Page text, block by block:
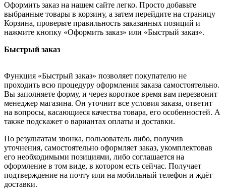
Оформить заказ на нашем сайте легко. Просто добавьте
выбранные товары в корзину, а затем перейдите на страницу
Корзина, проверьте правильность заказанных позиций и
нажмите кнопку «Оформить заказ» или «Быстрый заказ».
Быстрый заказ
Функция «Быстрый заказ» позволяет покупателю не
проходить всю процедуру оформления заказа самостоятельно.
Вы заполняете форму, и через короткое время вам перезвонит
менеджер магазина. Он уточнит все условия заказа, ответит
на вопросы, касающиеся качества товара, его особенностей. А
также подскажет о вариантах оплаты и доставки.
По результатам звонка, пользователь либо, получив
уточнения, самостоятельно оформляет заказ, укомплектовав
его необходимыми позициями, либо соглашается на
оформление в том виде, в котором есть сейчас. Получает
подтверждение на почту или на мобильный телефон и ждёт
доставки.